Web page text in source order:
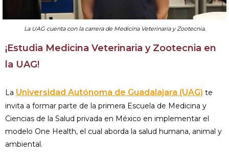
La UAG cuenta con la carrera de Medicina Veterinaria y Zootecnia.
¡Estudia Medicina Veterinaria y Zootecnia en
la UAG!
La Universidad Autónoma de Guadalajara (UAG) te
invita a formar parte de la primera Escuela de Medicina y
Ciencias de la Salud privada en México en implementar el
modelo One Health, el cual aborda la salud humana, animal y
ambiental.